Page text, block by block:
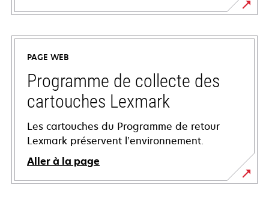
s’ouvre
dans
nouvel
onglet
PAGE WEB
Programme de collecte des
cartouches Lexmark
Les cartouches du Programme de retour
Lexmark préservent l’environnement.
Aller à la page